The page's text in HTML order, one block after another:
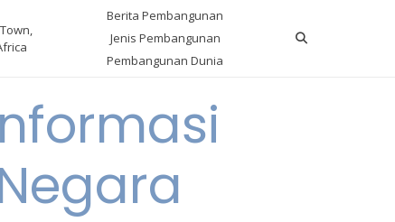
Berita Pembangunan
Jenis Pembangunan
Pembangunan Dunia